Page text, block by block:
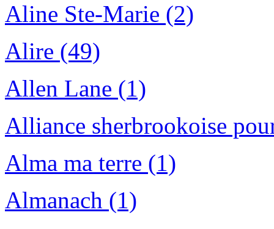
Aline Ste-Marie (2)
Alire (49)
Allen Lane (1)
Alliance sherbrookoise
Alma ma terre (1)
Almanach (1)